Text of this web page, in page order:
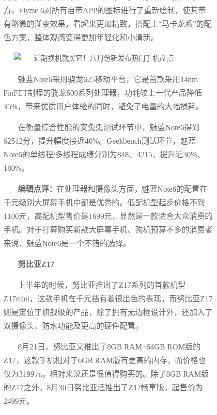
方。Flyme 6对所有自带APP的图标进行了重新绘制，使其带
有略微的渐变效果，看起来更加精致，搭配上“马卡龙系”的配
色方案，整体观感变得更加年轻化和小清新。
魅蓝Note6采用骁龙625移动平台，它是首款采用14nm
FinFET制程的骁龙600系列处理器，功耗较上一代产品降低
35%，带来优质用户体验的同时，避免了电量的大幅损耗。
在衡量综合性能的安兔兔测试环节中，魅蓝Note6得到
62512分，提升幅度接近40%。Geekbench测试环节，魅蓝
Note6的单线程/多线程成绩分别为848、4215，提升近30%、
180%。
编辑点评：在处理器和摄像头方面，魅蓝Note6的配置在
千元级别大屏幕手机中都是优秀的。低配机型起步价格不到
1100元，高配机型售价是1699元，显然是一款适合大众消费的
手机。对于打算购买新款大屏幕手机、购机预算不多的消费者
来说，魅蓝Note6是一个不错的选择。
努比亚Z17
上半年的时候，努比亚推出了Z17系列的首款机型
Z17mini，这款手机在千元档有着很出色的表现，而努比亚Z17
则是定位于旗舰级的产品，除了拥有无边框设计外，还加入了
双摄像头、防水功能及更高的硬件配置。
8月21日，努比亚又推出了8GB RAM+64GB ROM版的
Z17，这款手机相对于6GB RAM版有更高的内存，而价格也
仅为3199元，相对来说还是很值得购买的。除了8GB RAM版
的Z17之外，8月30日努比亚还推出了Z17畅享版，起售价为
2499元。